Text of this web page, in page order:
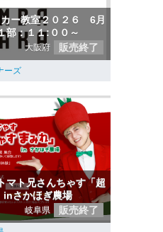
ー教室２０２６ 6月
：１１:００～
大阪府 販売終了
ーズ
マト兄さんちゃす「超
inさかほぎ農場
岐阜県 販売終了